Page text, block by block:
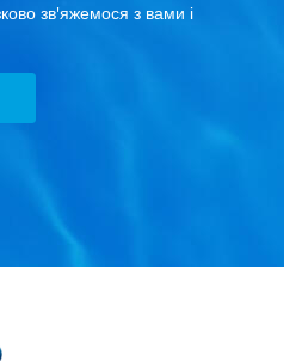
зв'яжемося з вами і